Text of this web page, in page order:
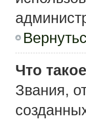
Что
Звания,